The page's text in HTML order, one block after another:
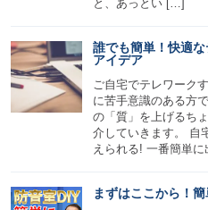
と、あっとい […]
誰でも簡単！快適
アイデア
ご自宅でテレワーク
に苦手意識のある方
の「質」を上げるち
介していきます。 自
えられる! 一番簡単
まずはここから！